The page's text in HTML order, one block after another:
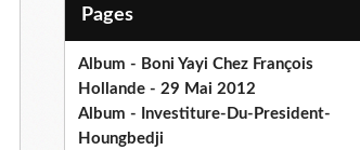
Pages
Album - Boni Yayi Chez François
Hollande - 29 Mai 2012
Album - Investiture-Du-President-
Houngbedji